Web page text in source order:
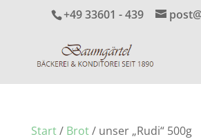
+49 33601 - 439
Start/ Brot/ unser „Rudi“ 500g